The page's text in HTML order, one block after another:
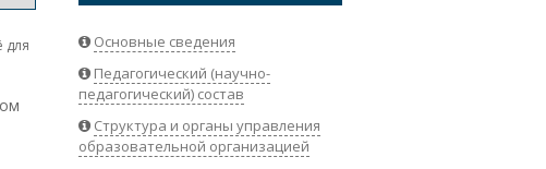
СТУДЕНТАМ
НАУКА
для
Основные сведения
Педагогический (научно-
педагогический) состав
Структура и органы управления
образовательной организацией